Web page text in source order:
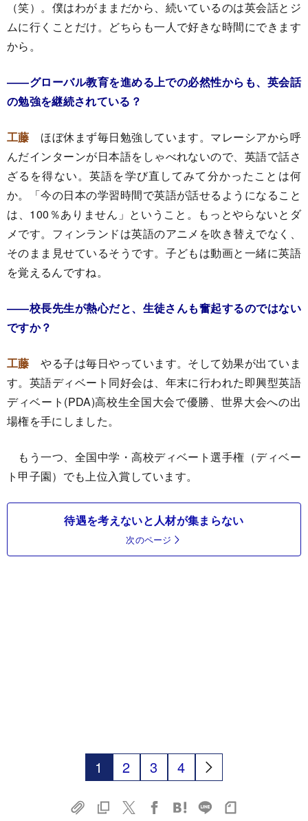
（笑）。僕はわがままだから、続いているのは英会話とジ
ムに行くことだけ。どちらも一人で好きな時間にできます
から。
――グローバル教育を進める上での必然性からも、英会話
の勉強を継続されている？
工藤 ほぼ休まず毎日勉強しています。マレーシアから呼
んだインターンが日本語をしゃべれないので、英語で話さ
ざるを得ない。英語を学び直してみて分かったことは何
か。「今の日本の学習時間で英語が話せるようになること
は、100％ありません」ということ。もっとやらないとダ
メです。フィンランドは英語のアニメを吹き替えでなく、
そのまま見せているそうです。子どもは動画と一緒に英語
を覚えるんですね。
――校長先生が熱心だと、生徒さんも奮起するのではない
ですか？
工藤 やる子は毎日やっています。そして効果が出ていま
す。英語ディベート同好会は、年末に行われた即興型英語
ディベート(PDA)高校生全国大会で優勝、世界大会への出
場権を手にしました。
もう一つ、全国中学・高校ディベート選手権（ディベー
ト甲子園）でも上位入賞しています。
待遇を考えないと人材が集まらない
次のページ
1 2 3 4